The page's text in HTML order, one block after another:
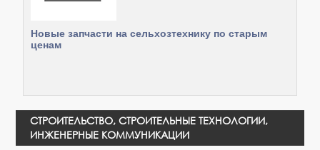
Новые запчасти на сельхозтехнику по старым
ценам
СТРОИТЕЛЬСТВО, СТРОИТЕЛЬНЫЕ ТЕХНОЛОГИИ,
ИНЖЕНЕРНЫЕ КОММУНИКАЦИИ